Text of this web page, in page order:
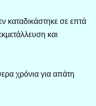
καταδικάστηκε σε επτά
και
χρόνια για απάτη